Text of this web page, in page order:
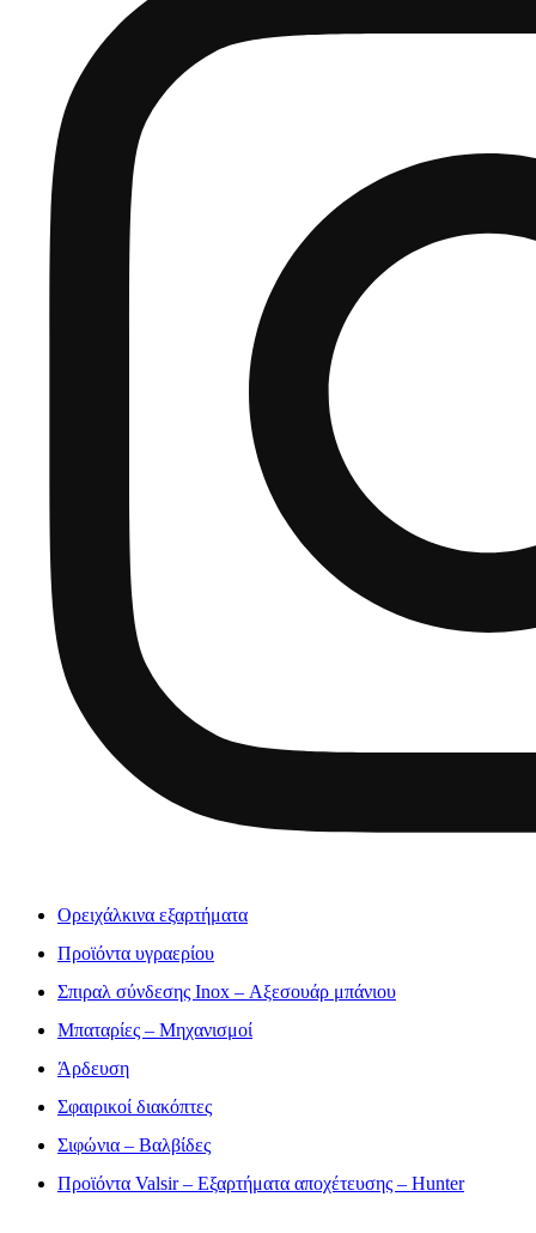
Ορειχάλκινα εξαρτήματα
Προϊόντα υγραερίου
Σπιραλ σύνδεσης Inox – Αξεσουάρ μπάνιου
Μπαταρίες – Μηχανισμοί
Άρδευση
Σφαιρικοί διακόπτες
Σιφώνια – Βαλβίδες
Προϊόντα Valsir – Εξαρτήματα αποχέτευσης – Hunter